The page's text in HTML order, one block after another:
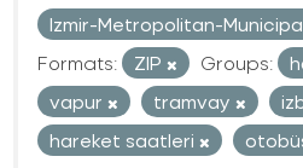
Izmir-Metropolitan-
Formats:
ZIP Groups:
vapur
tramvay
hareket saatleri